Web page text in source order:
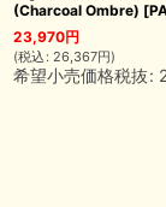
(Charcoal Ombre) [
23,970円
(税込 : 26,367円)
希望小売価格税抜: